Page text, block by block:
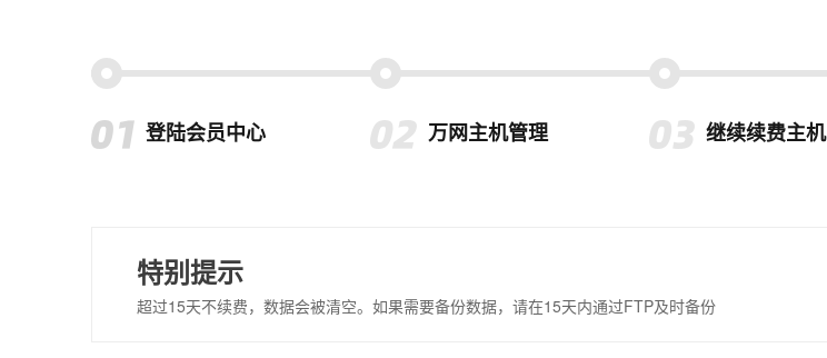
登陆会员中心 万网主机管理 继续续费主机
特别提示
超过15天不续费，数据会被清空。如果需要备份数据，请在15天内通过FTP及时备份